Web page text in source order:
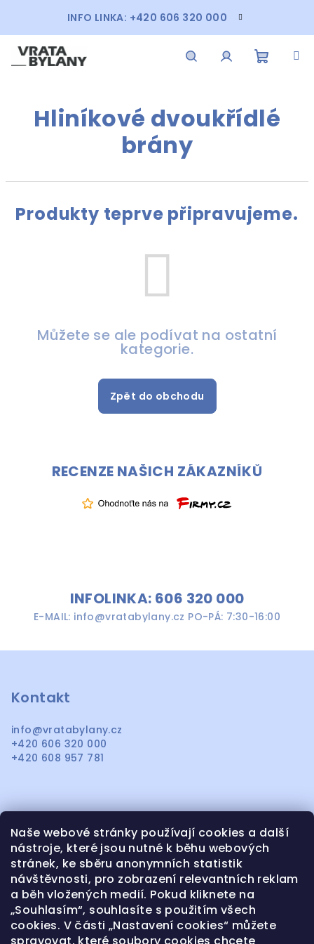
Naše webové stránky používají cookies a další
nástroje, které jsou nutné k běhu webových
stránek, ke sběru anonymních statistik
návštěvnosti, pro zobrazení relevantních reklam
a běh vložených medií. Pokud kliknete na
„Souhlasím“, souhlasíte s použitím všech
cookies. V části „Nastavení cookies“ můžete
obsah
INFO LINKA: +420 606 320 000
košík
Hliníkové dvoukřídlé
brány
Produkty teprve připravujeme.
Můžete se ale podívat na ostatní
kategorie.
Zpět do obchodu
RECENZE NAŠICH ZÁKAZNÍKŮ
INFOLINKA: 606 320 000
E-MAIL: info@vratabylany.cz PO-PÁ: 7:30-16:00
Kontakt
info@vratabylany.cz
+420 606 320 000
+420 608 957 781
Informace pro vás
OBCHODNÍ PODMÍNKY
OCHRANA OSOBNÍCH ÚDAJŮ
KONTAKTY CENÍK SERVISU
REKLAMACE A VRÁCENÍ ZBOŽÍ